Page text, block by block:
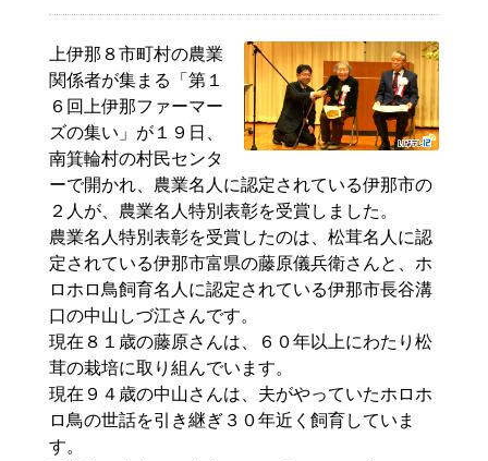
上伊那８市町村の農業
関係者が集まる「第１
６回上伊那ファーマー
ズの集い」が１９日、
南箕輪村の村民センタ
ーで開かれ、農業名人に認定されている伊那市の
２人が、農業名人特別表彰を受賞しました。
農業名人特別表彰を受賞したのは、松茸名人に認
定されている伊那市富県の藤原儀兵衛さんと、ホ
ロホロ鳥飼育名人に認定されている伊那市長谷溝
口の中山しづ江さんです。
現在８１歳の藤原さんは、６０年以上にわたり松
茸の栽培に取り組んでいます。
現在９４歳の中山さんは、夫がやっていたホロホ
ロ鳥の世話を引き継ぎ３０年近く飼育していま
す。